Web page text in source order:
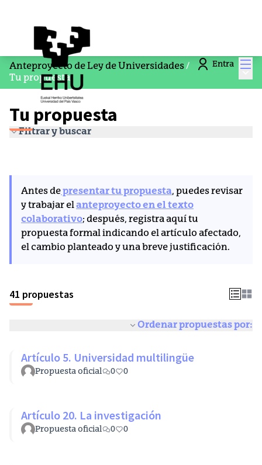
Entra
Anteproyecto de Ley de Universidades/
Tu propuesta
Tu propuesta
Filtrar y buscar
Antes depresentar tu propuesta, puedes revisar
y trabajar elanteproyecto en el texto
colaborativo; después, registra aquí tu
propuesta formal indicando el artículo afectado,
el cambio planteado y una breve justificación.
41 propuestas
Ordenar propuestas por:
Artículo 5. Universidad multilingüe
Propuesta oficial 0 0
Artículo 20. La investigación
Propuesta oficial 0 0